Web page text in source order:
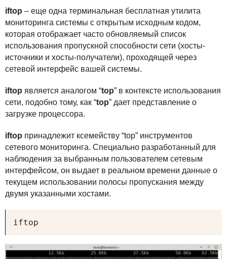
iftop – еще одна терминальная бесплатная утилита
мониторинга системы с открытым исходным кодом,
которая отображает часто обновляемый список
использования пропускной способности сети (хосты-
источники и хосты-получатели), проходящей через
сетевой интерфейс вашей системы.
iftop является аналогом “top” в контексте использования
сети, подобно тому, как “top” дает представление о
загрузке процессора.
iftop принадлежит ксемейству “top” инструментов
сетевого мониторинга. Специально разработанный для
наблюдения за выбранным пользователем сетевым
интерфейсом, он выдает в реальном времени данные о
текущем использовании полосы пропускания между
двумя указанными хостами.
iftop